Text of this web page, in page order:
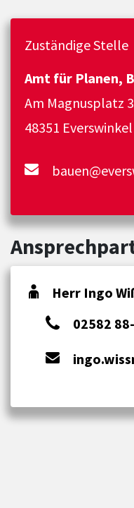
Zuständige Stelle
Amt für Planen,
Am Magnusplatz
48351 Everswinkel
Herr Ingo
02582